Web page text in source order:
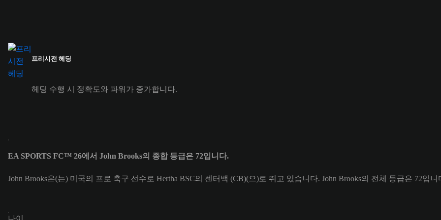
프리시전 헤딩
헤딩 수행 시 정확도와 파워가 증가합니다.
EA SPORTS FC™ 26에서 John Brooks의 종합 등급은 72입니다.
John Brooks은(는) 미국의 프로 축구 선수로 Hertha BSC의 센터백 (CB)(으)로 뛰고 있습니다. John Brooks의 전체 등급은 72입니
나이